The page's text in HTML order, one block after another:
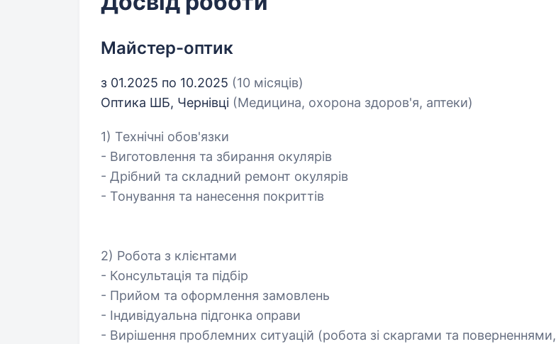
Майстер-оптик
з 01.2025 по 10.2025 (10 місяців)
Оптика ШБ, Чернівці (Медицина, охорона здоров'я, аптеки)
1) Технічні обов'язки
- Виготовлення та збирання окулярів
- Дрібний та складний ремонт окулярів
- Тонування та нанесення покриттів
2) Робота з клієнтами
- Консультація та підбір
- Прийом та оформлення замовлень
- Індивідуальна підгонка оправи
- Вирішення проблемних ситуацій (робота зі скаргами та поверненнями,